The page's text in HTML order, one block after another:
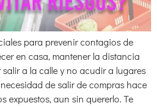
para prevenir contagios de
en casa, mantener la distancia
a la calle y no acudir a lugares
de salir de compras hace
expuestos, aun sin quererlo. Te